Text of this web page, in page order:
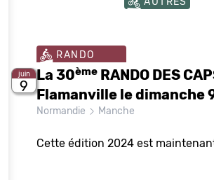
juin
9
RANDO
La 30ème RANDO DES
Flamanville le dimanche
Normandie Manche
Cette édition 2024 est